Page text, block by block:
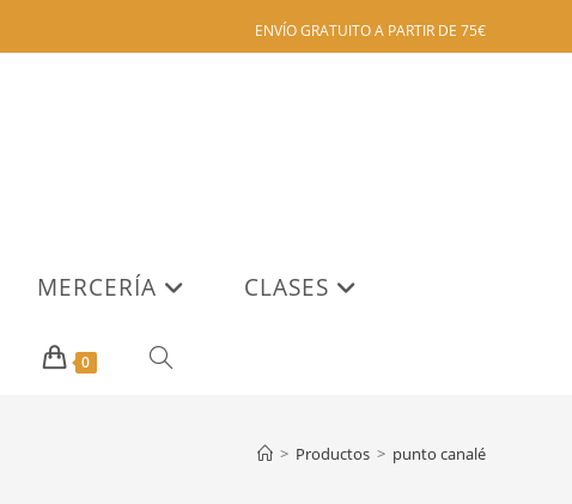
ENVÍO GRATUITO A PARTIR DE 75€
MERCERÍA CLASES
0 ALTERNAR
> Productos > punto canalé